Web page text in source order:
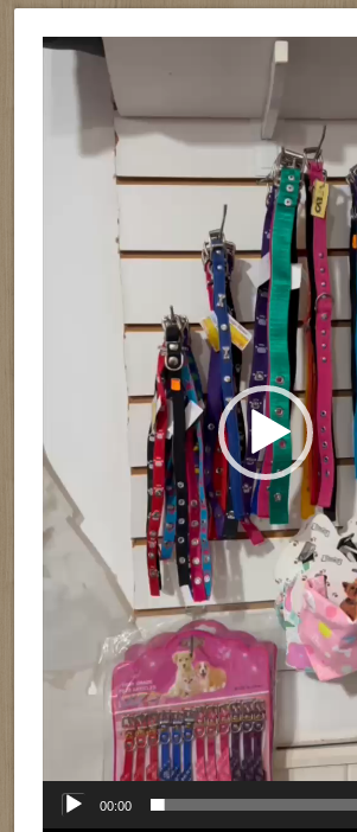
Reproductor
00:00